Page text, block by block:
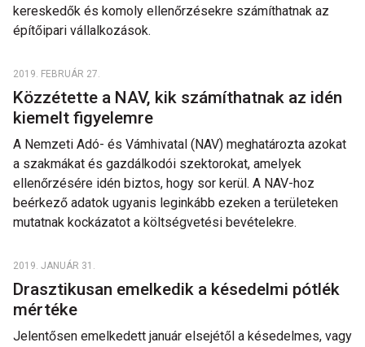
kereskedők és komoly ellenőrzésekre számíthatnak az
építőipari vállalkozások.
2019. FEBRUÁR 27.
Közzétette a NAV, kik számíthatnak az idén
kiemelt figyelemre
A Nemzeti Adó- és Vámhivatal (NAV) meghatározta azokat
a szakmákat és gazdálkodói szektorokat, amelyek
ellenőrzésére idén biztos, hogy sor kerül. A NAV-hoz
beérkező adatok ugyanis leginkább ezeken a területeken
mutatnak kockázatot a költségvetési bevételekre.
2019. JANUÁR 31.
Drasztikusan emelkedik a késedelmi pótlék
mértéke
Jelentősen emelkedett január elsejétől a késedelmes, vagy